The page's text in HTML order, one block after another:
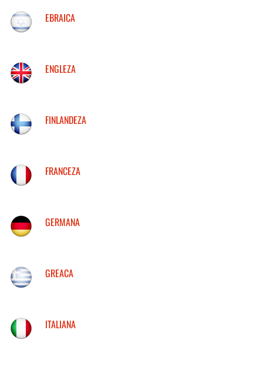
EBRAICA
ENGLEZA
FINLANDEZA
FRANCEZA
GERMANA
GREACA
ITALIANA